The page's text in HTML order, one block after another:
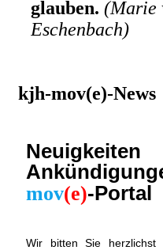
glauben. (Marie
Eschenbach)
kjh-mov(e)-News
mov(e)-Portal
Wir bitten Sie herzlichst